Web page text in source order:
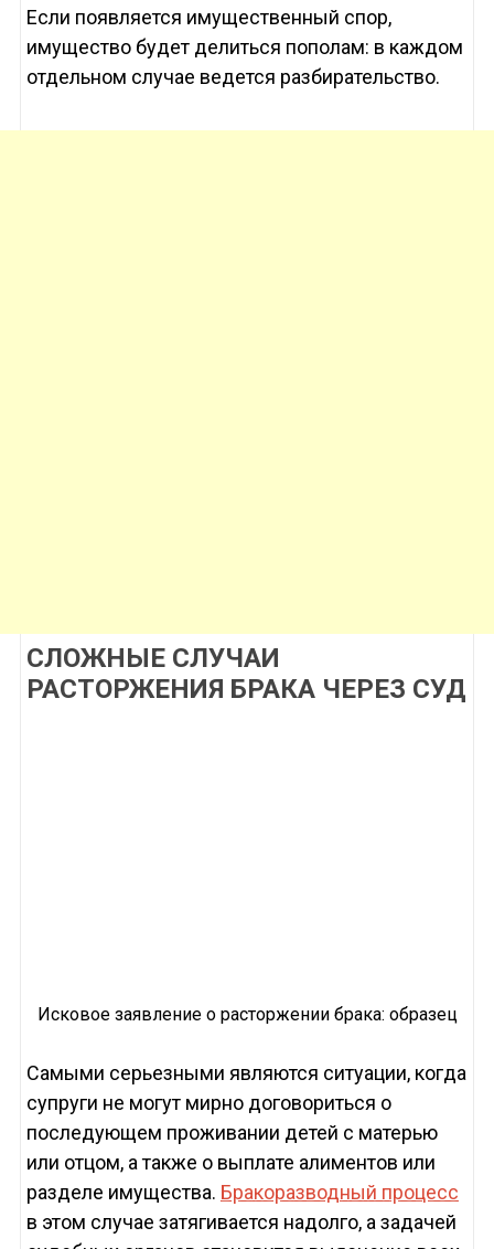
Если появляется имущественный спор,
имущество будет делиться пополам: в каждом
отдельном случае ведется разбирательство.
СЛОЖНЫЕ СЛУЧАИ
РАСТОРЖЕНИЯ БРАКА ЧЕРЕЗ СУД
Исковое заявление о расторжении брака: образец
Самыми серьезными являются ситуации, когда
супруги не могут мирно договориться о
последующем проживании детей с матерью
или отцом, а также о выплате алиментов или
разделе имущества. Бракоразводный процесс
в этом случае затягивается надолго, а задачей